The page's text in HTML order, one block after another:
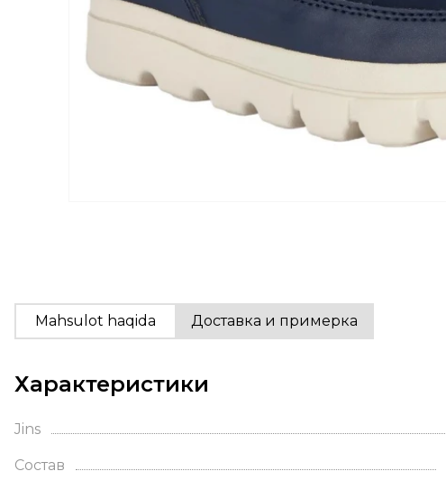
Mahsulot haqida Доставка и примерка
Характеристики
Jins
Состав